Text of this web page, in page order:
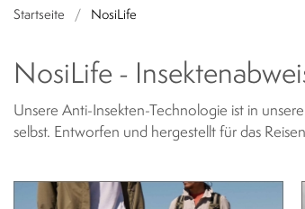
Startseite / NosiLife
NosiLife -
Unsere Anti-Insekten-Technologie ist in
selbst. Entworfen und hergestellt für das